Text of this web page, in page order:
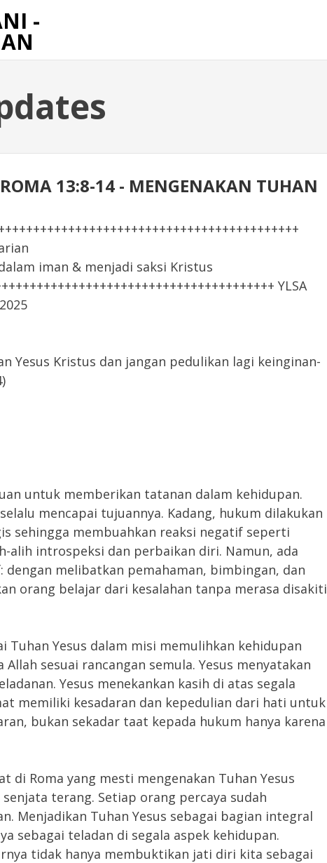
-
13:8-14 - MENGENAKAN TUHAN
iman & menjadi saksi Kristus
YLSA
Yesus Kristus dan jangan pedulikan lagi keinginan-
untuk memberikan tatanan dalam kehidupan.
mencapai tujuannya. Kadang, hukum dilakukan
sehingga membuahkan reaksi negatif seperti
alih introspeksi dan perbaikan diri. Namun, ada
melibatkan pemahaman, bimbingan, dan
orang belajar dari kesalahan tanpa merasa disakiti
Tuhan Yesus dalam misi memulihkan kehidupan
sesuai rancangan semula. Yesus menyatakan
Yesus menekankan kasih di atas segala
memiliki kesadaran dan kepedulian dari hati untuk
bukan sekadar taat kepada hukum hanya karena
di Roma yang mesti mengenakan Tuhan Yesus
terang. Setiap orang percaya sudah
Menjadikan Tuhan Yesus sebagai bagian integral
sebagai teladan di segala aspek kehidupan.
tidak hanya membuktikan jati diri kita sebagai